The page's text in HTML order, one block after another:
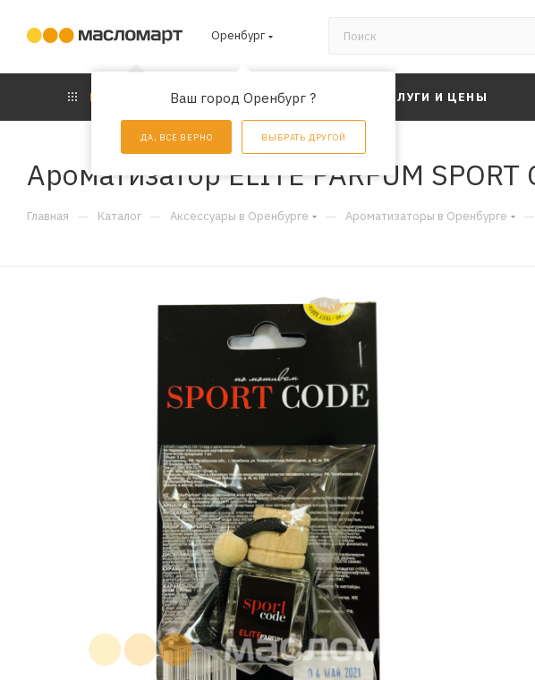
Оренбург
Ваш город Оренбург ?
ДА, ВСЕ ВЕРНО ВЫБРАТЬ ДРУГОЙ
КАТАЛОГ АКЦИИ УСЛУГИ И ЦЕНЫ
Ароматизатор ELITE PARFUM SPORT
Главная — Каталог — Аксессуары в Оренбурге — Ароматизаторы в Оренбурге —